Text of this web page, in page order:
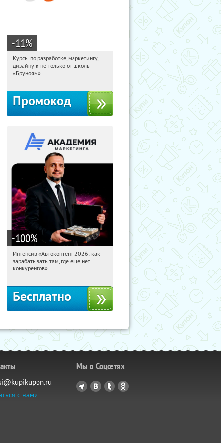
-11%
11:05:25
Получи первым!
Россия
Курсы по разработке, маркетингу,
дизайну и не только от школы
«Бруноям»
Промокод
-100%
11:05:25 Получили:
Россия
Интенсив «Автоконтент 2026: как
зарабатывать там, где еще нет
конкурентов»
Бесплатно
с нами
Мы в Соцсетях